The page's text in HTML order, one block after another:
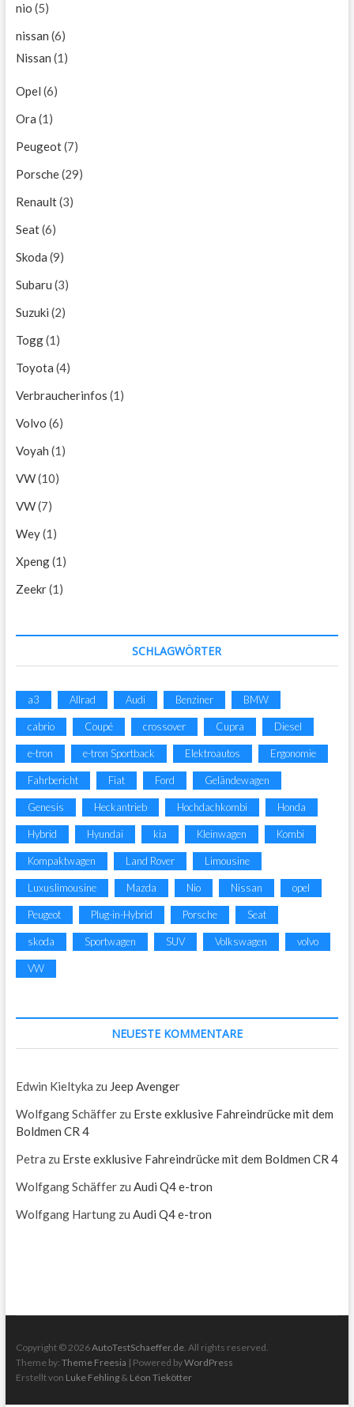
nio (5)
nissan (6)
Nissan (1)
Opel (6)
Ora (1)
Peugeot(7)
Porsche(29)
Renault(3)
Seat(6)
Skoda (9)
Subaru (3)
Suzuki (2)
Togg(1)
Toyota (4)
Verbraucherinfos (1)
Volvo (6)
Voyah (1)
VW(10)
VW(7)
Wey(1)
Xpeng(1)
Zeekr(1)
SCHLAGWÖRTER
a3 Allrad Audi Benziner BMW
cabrio Coupé crossover Cupra Diesel
e-tron e-tron Sportback Elektroautos Ergonomie
Fahrbericht Fiat Ford Geländewagen
Genesis Heckantrieb Hochdachkombi Honda
Hybrid Hyundai kia Kleinwagen Kombi
Kompaktwagen Land Rover Limousine
Luxuslimousine Mazda Nio Nissan opel
Peugeot Plug-in-Hybrid Porsche Seat
skoda Sportwagen SUV Volkswagen volvo
VW
NEUESTE KOMMENTARE
Edwin Kieltyka zu Jeep Avenger
Wolfgang Schäfferzu Erste exklusive Fahreindrücke mit dem
Boldmen CR 4
Petra zu Erste exklusive Fahreindrücke mit dem Boldmen CR 4
Wolfgang Schäfferzu Audi Q4 e-tron
Wolfgang Hartungzu Audi Q4 e-tron
Copyright ©2026AutoTestSchaeffer.de. All rights reserved.
Theme by: Theme Freesia | Powered byWordPress
Erstellt von Luke Fehling& Léon Tiekötter